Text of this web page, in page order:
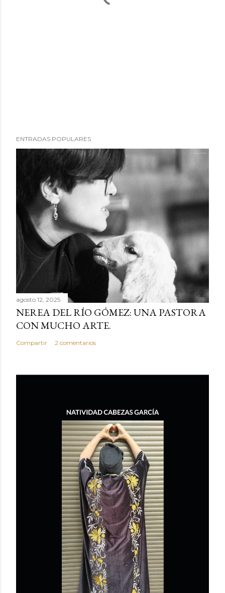
ENTRADAS POPULARES
agosto 12, 2025
NEREA DEL RÍO GÓMEZ: UNA PASTORA
CON MUCHO ARTE.
Compartir 2 comentarios